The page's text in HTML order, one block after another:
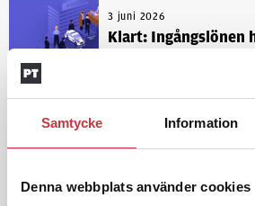
Samtycke Information
Denna webbplats använder cookies
3 juni 2026
Klart: Ingångslönen
Insändare:
polisaspiranter